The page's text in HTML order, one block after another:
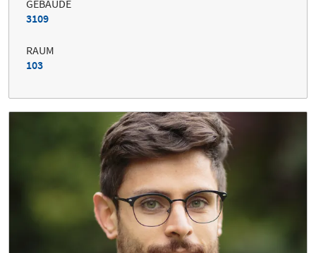
GEBÄUDE
3109
RAUM
103